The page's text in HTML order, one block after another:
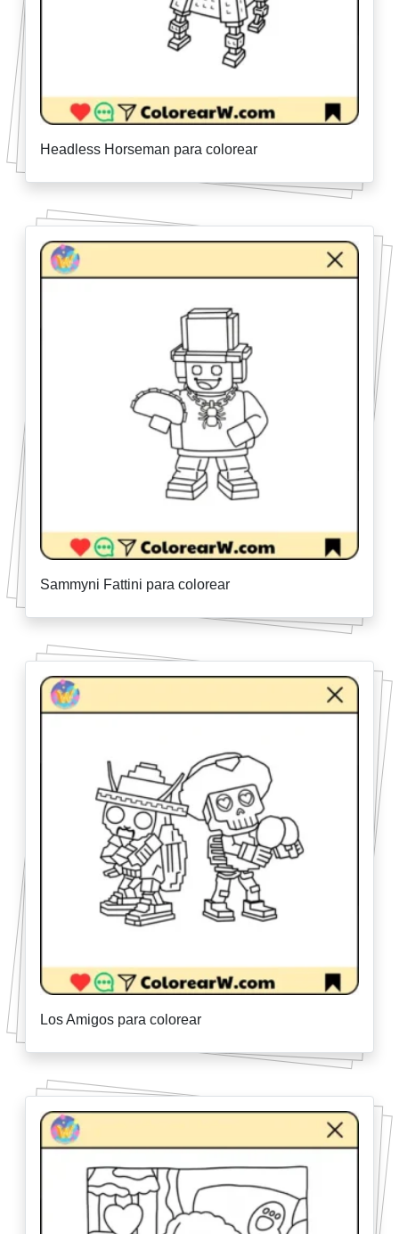
Headless Horseman para colorear
Sammyni Fattini para colorear
Los Amigos para colorear